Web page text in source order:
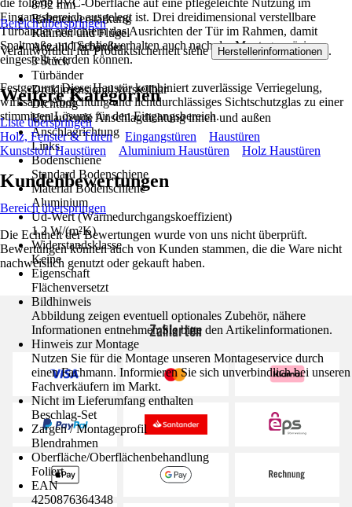
8/92 mm
Rahmenverstärkung
Rahmen und Flügel
Anzahl Türbänder
3 Stück
Türbänder
Dreidimensional verstellbar
Dichtung
Umlaufende Anschlagdichtung innen und außen
Anschlagrichtung
Links
Bodenschiene
Standard Bodenschiene
Material Bodenschiene
Aluminium
Ud-Wert (Wärmedurchgangskoeffizient)
1,2 W/(m²K)
Widerstandsklasse
Keine
Eigenschaft
Flächenversetzt
Bildhinweis
Abbildung zeigen eventuell optionales Zubehör, nähere
Informationen entnehmen Sie bitte den Artikelinformationen.
Hinweis zur Montage
Nutzen Sie für die Montage unseren Montageservice durch
einen Fachmann. Informieren Sie sich unverbindlich bei unseren
Fachverkäufern im Markt.
Nicht im Lieferumfang enthalten
Beschlag-Set
Zargen / Montageprofil
Blendrahmen
Oberfläche/Oberflächenbehandlung
Foliert
EAN
4250876364348
die folierte PVC-Oberfläche auf eine pflegeleichte Nutzung im
Eingangsbereich ausgelegt ist. Drei dreidimensional verstellbare
Türbänder erleichtern das Ausrichten der Tür im Rahmen, damit
Spaltmaße und Schließverhalten auch nach der Montage präzise
eingestellt werden können.
Festgezurrt: Diese Haustür kombiniert zuverlässige Verriegelung,
wirksame Abdichtung und lichtdurchlässiges Sichtschutzglas zu einer
stimmigen Lösung für den Eingangsbereich.
Bereich überspringen
Verantwortlich für Produktsicherheit siehe Herstellerinformationen .
Weitere Kategorien
Liste überspringen
Holz, Fenster & Türen
Eingangstüren
Haustüren
Kunststoff Haustüren
Aluminium Haustüren Holz Haustüren
Kundenbewertungen
Bereich überspringen
Die Echtheit der Bewertungen wurde von uns nicht überprüft.
Bewertungen können auch von Kunden stammen, die die Ware nicht
nachweislich genutzt oder gekauft haben.
Zahlarten